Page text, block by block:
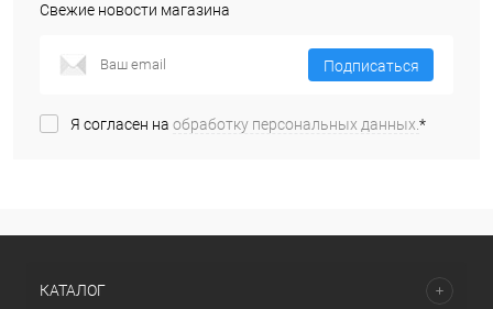
Свежие новости магазина
Подписаться
Я согласен на обработку персональных данных.*
КАТАЛОГ